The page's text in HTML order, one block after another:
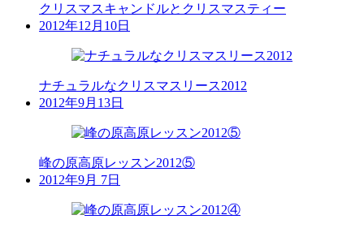
クリスマスキャンドルとクリスマスティー
2012年12月10日
ナチュラルなクリスマスリース2012
2012年9月13日
峰の原高原レッスン2012⑤
2012年9月 7日